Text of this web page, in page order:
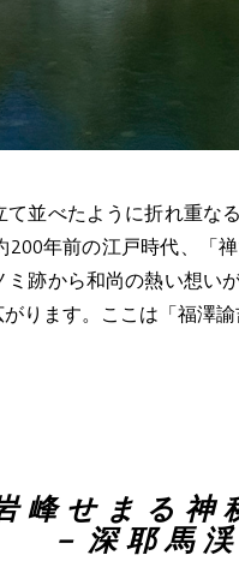
並べたように折れ重な
年前の江戸時代、「
跡から和尚の熱い想い
ります。ここは「福澤
峰せまる神
－深耶馬渓